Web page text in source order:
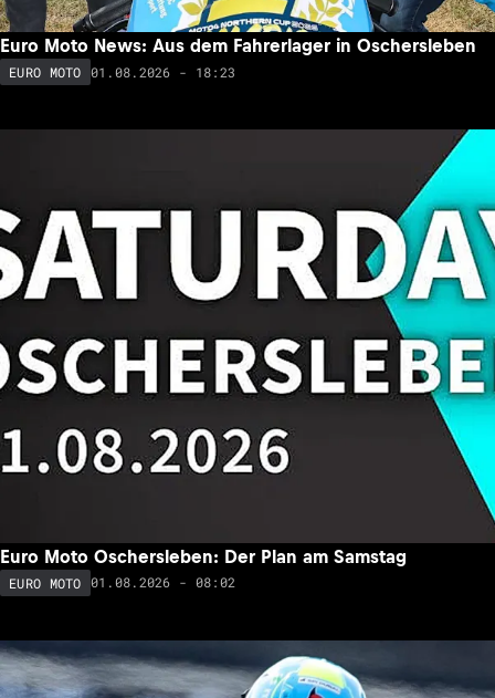
Euro Moto News: Aus dem Fahrerlager in Oschersleben
EURO MOTO 01.08.2026 - 18:23
Euro Moto Oschersleben: Der Plan am Samstag
EURO MOTO 01.08.2026 - 08:02